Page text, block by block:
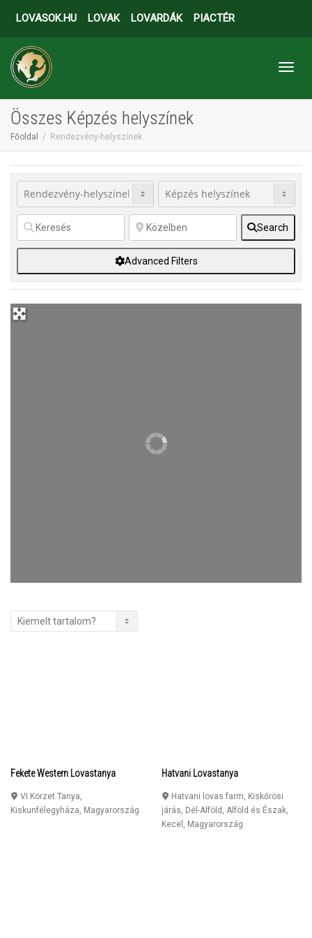
LOVASOK.HU LOVAK LOVARDÁK PIACTÉR
Összes Képzés helyszínek
Főoldal Rendezvény-helyszínek
Search
Advanced Filters
Fekete Western Lovastanya
VI.Körzet Tanya,
Kiskunfélegyháza, Magyarország
Hatvani Lovastanya
Hatvani lovas farm, Kiskőrösi
járás, Dél-Alföld, Alföld és Észak,
Kecel , Magyarország